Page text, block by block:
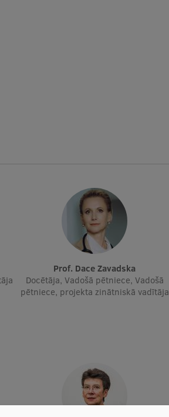
Prof. Dace Zavadska
Docētāja, Vadošā pētniece, Vadošā
pētniece, projekta zinātniskā vadītāja